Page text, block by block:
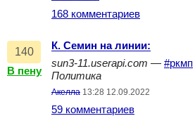
168 комментариев
140
В пену
К. Семин на линии:
sun3-11.userapi.com — #ркмп
Политика
Акелла 13:28 12.09.2022
59 комментариев